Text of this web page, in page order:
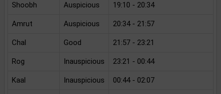
Shoobh Auspicious 19:10 - 20:34
Amrut Auspicious 20:34 - 21:57
Chal Good 21:57 - 23:21
Rog Inauspicious 23:21 - 00:44
Kaal Inauspicious 00:44 - 02:07